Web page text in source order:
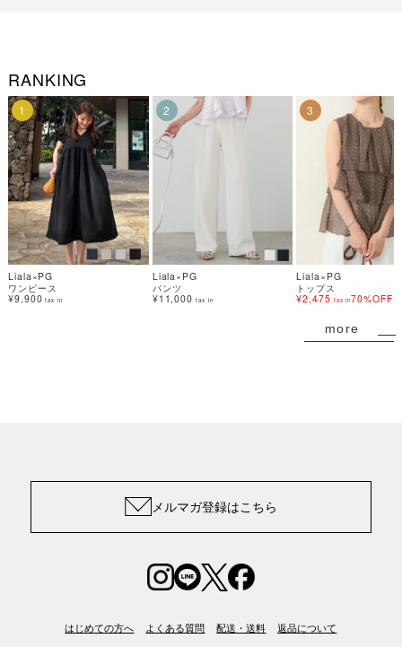
RANKING
1
Liala×PG
ワンピース
¥9,900 tax in
2
Liala×PG
パンツ
¥11,000 tax in
3
Liala×PG
トップス
¥2,475 tax in70%OFF
more
メルマガ登録はこちら
はじめての方へ よくある質問 配送・送料 返品について